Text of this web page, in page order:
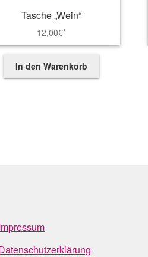
Tasche „Wein“
12,00€*
In den Warenkorb